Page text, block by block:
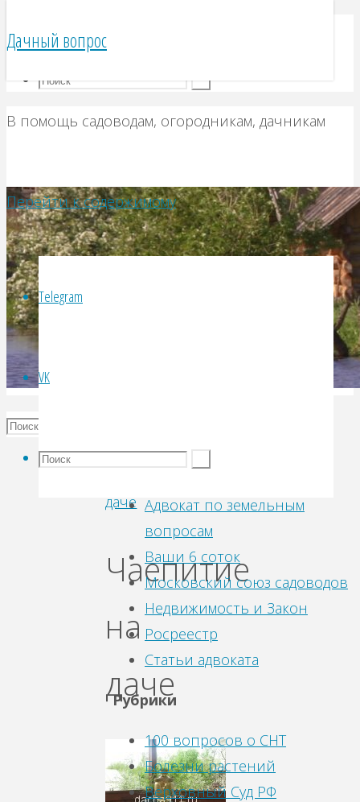
VK
Дачный вопрос
В помощь садоводам, огородникам, дачникам
Перейти к содержимому
Telegram
VK
Отдых
даче
Чаепитие
на
даче
Адвокат по земельным
вопросам
Ваши 6 соток
Московский союз садоводов
Недвижимость и Закон
Росреестр
Статьи адвоката
Рубрики
100 вопросов о СНТ
Болезни растений
Верховный Суд РФ